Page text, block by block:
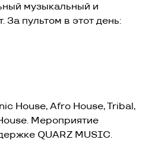
музыкальный и
За пультом в этот день:
House, Afro House, Tribal,
Мероприятие
QUARZ MUSIC.